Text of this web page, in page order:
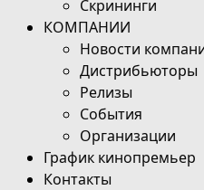
Скрининги
КОМПАНИИ
Новости
Дистрибьюторы
Релизы
События
Организации
График кинопремьер
Контакты